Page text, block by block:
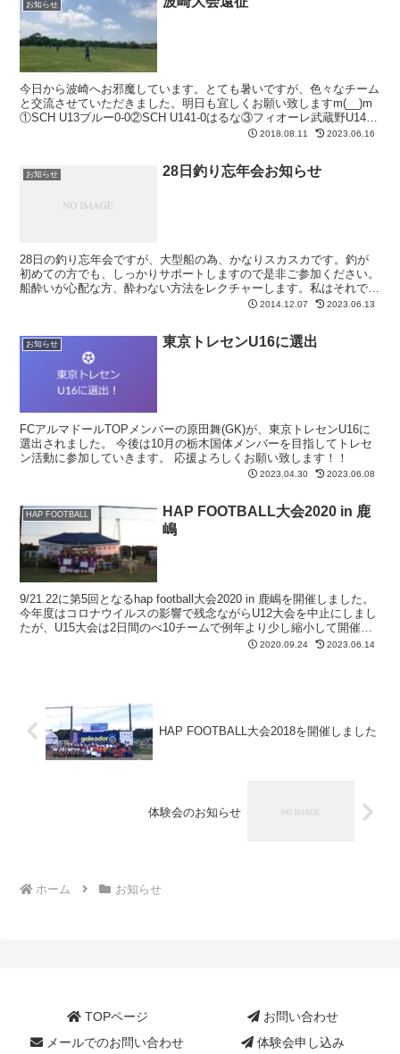
お知らせ
今日から波崎へお邪魔しています。とても暑いですが、色々なチーム
と交流させていただきました。明日も宜しくお願い致しますm(__)m
①SCH U13ブルー0-0②SCH U141-0はるな③フィオーレ武蔵野U14レ
2018.08.11 2023.06.16
お知らせ 28日釣り忘年会お知らせ
28日の釣り忘年会ですが、大型船の為、かなりスカスカです。釣が
初めての方でも、しっかりサポートしますので是非ご参加ください。
船酔いが心配な方、酔わない方法をレクチャーします。私はそれで全
く酔わなくなりました。女性、子供大歓迎です。道具は全て...
2014.12.07 2023.06.13
お知らせ 東京トレセンU16に選出
FCアルマドールTOPメンバーの原田舞(GK)が、東京トレセンU16に
選出されました。 今後は10月の栃木国体メンバーを目指してトレセ
ン活動に参加していきます。 応援よろしくお願い致します！！
2023.04.30 2023.06.08
HAP FOOTBALL
HAP FOOTBALL大会2020 in 鹿
嶋
9/21.22に第5回となるhap football大会2020 in 鹿嶋を開催しました。
今年度はコロナウイルスの影響で残念ながらU12大会を中止にしまし
たが、U15大会は2日間のべ10チームで例年より少し縮小して開催と
2020.09.24 2023.06.14
HAP FOOTBALL大会2018を開催しました
体験会のお知らせ
ホーム お知らせ
TOPページ
お問い合わせ
メールでのお問い合わせ
体験会申し込み